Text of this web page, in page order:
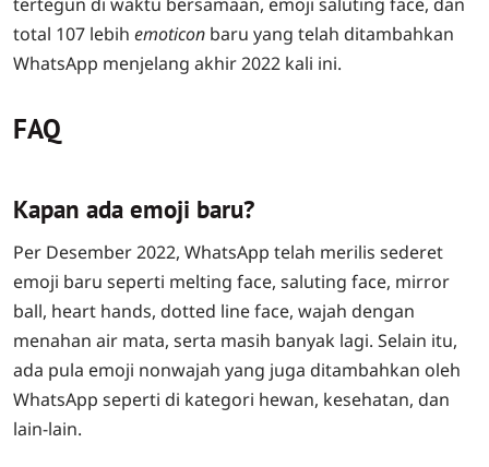
total 107 lebih emoticon baru yang telah ditambahkan
WhatsApp menjelang akhir 2022 kali ini.
FAQ
Kapan ada emoji baru?
Per Desember 2022, WhatsApp telah merilis sederet
emoji baru seperti melting face, saluting face, mirror
ball, heart hands, dotted line face, wajah dengan
menahan air mata, serta masih banyak lagi. Selain itu,
ada pula emoji nonwajah yang juga ditambahkan oleh
WhatsApp seperti di kategori hewan, kesehatan, dan
lain-lain.